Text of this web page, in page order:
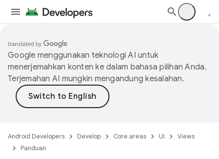
Google menggunakan teknologi AI untuk
menerjemahkan konten ke dalam bahasa pilihan Anda.
Terjemahan AI mungkin mengandung kesalahan.
Android Developers Develop Core areas UI
Views
Panduan